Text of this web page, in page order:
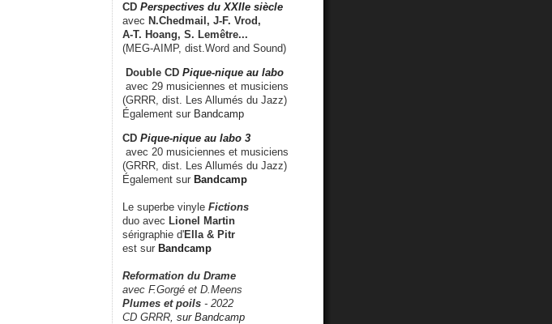
CD Perspectives du XXIIe siècle
avec N.Chedmail, J-F. Vrod,
A-T. Hoang, S. Lemêtre...
(MEG-AIMP, dist.Word and Sound)
Double CD Pique-nique au labo
avec 29 musiciennes et musiciens
(GRRR, dist. Les Allumés du Jazz)
Également sur Bandcamp
CD Pique-nique au labo 3
avec 20 musiciennes et musiciens
(GRRR, dist. Les Allumés du Jazz)
Également sur Bandcamp
Le superbe vinyle Fictions
duo avec Lionel Martin
sérigraphie d'Ella & Pitr
est sur Bandcamp
Reformation du Drame
avec F.Gorgé et D.Meens
Plumes et poils - 2022
CD GRRR, sur Bandcamp